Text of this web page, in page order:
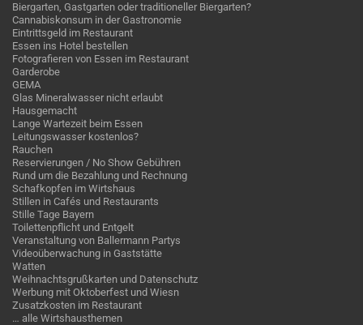
Biergarten, Gastgarten oder traditioneller Biergarten?
Cannabiskonsum in der Gastronomie
Eintrittsgeld im Restaurant
Essen ins Hotel bestellen
Fotografieren von Essen im Restaurant
Garderobe
GEMA
Glas Mineralwasser nicht erlaubt
Hausgemacht
Lange Wartezeit beim Essen
Leitungswasser kostenlos?
Rauchen
Reservierungen / No Show Gebühren
Rund um die Bezahlung und Rechnung
Schafkopfen im Wirtshaus
Stillen in Cafés und Restaurants
Stille Tage Bayern
Toilettenpflicht und Entgelt
Veranstaltung von Ballermann Partys
Videoüberwachung in Gaststätte
Watten
Weihnachtsgrußkarten und Datenschutz
Werbung mit Oktoberfest und Wiesn
Zusatzkosten im Restaurant
… alle Wirtshausthemen